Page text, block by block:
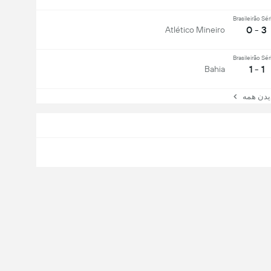
Brasileirão
3 - 0
Atlético Mineiro
Brasileirão
1 - 1
Bahia
همه